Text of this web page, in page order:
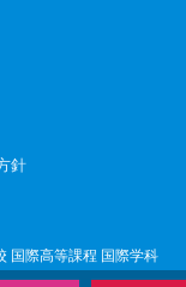
針
国際高等課程 国際学科